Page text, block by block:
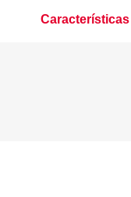
Características